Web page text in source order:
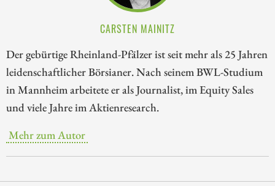
CARSTEN MAINITZ
Der gebürtige Rheinland-Pfälzer ist seit mehr als 25 Jahren
leidenschaftlicher Börsianer. Nach seinem BWL-Studium
in Mannheim arbeitete er als Journalist, im Equity Sales
und viele Jahre im Aktienresearch.
Mehr zum Autor